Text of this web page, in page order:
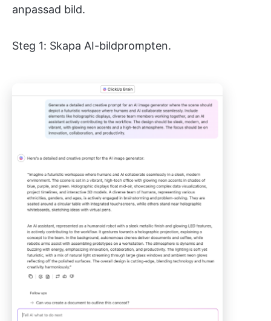
anpassad bild.
Steg 1: Skapa AI-bildprompten.